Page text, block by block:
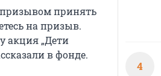
призывом принять
на призыв.
акция „Дети
в фонде.
4